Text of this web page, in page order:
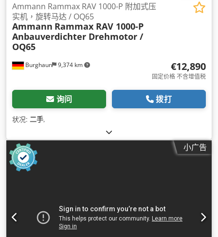
Burghaun 9,374 km
Ammann Rammax RAV 1000-P 附加式压
实机，旋转马达 / OQ65
Ammann Rammax RAV 1000-P
Anbauverdichter Drehmotor /
OQ65
€12,890
固定价格 不含增值税
询问 拨打
状况: 二手,
小广告